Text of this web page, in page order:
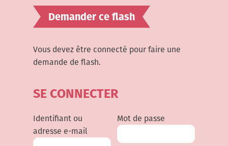
Demander ce flash
Vous devez être connecté pour faire une
demande de flash.
SE CONNECTER
Identifiant ou
adresse e-mail
Mot de passe